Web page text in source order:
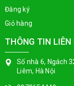
Đăng ký
Giỏ hàng
THÔNG TIN LIÊN
Số nhà 6, Ngách
Liêm, Hà Nội